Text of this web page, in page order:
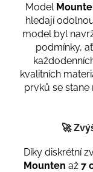
Model
hledají
model byl
podmínky,
kvalitních
prvků se
🚀
Díky diskrétní
Mounten až 7
STORM
Kč
Původně: